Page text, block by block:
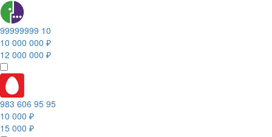
99999999 10
10 000 000 ₽
12 000 000 ₽
983 606 95 95
10 000 ₽
15 000 ₽